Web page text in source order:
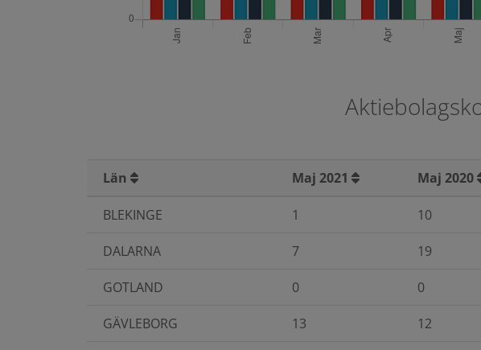
Län Maj 2021 Maj 2020
BLEKINGE 1 10
DALARNA 7 19
GOTLAND 0 0
GÄVLEBORG 13 12